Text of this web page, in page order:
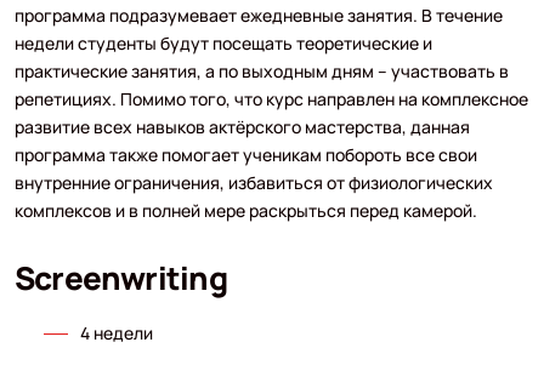
программа подразумевает ежедневные занятия. В течение
недели студенты будут посещать теоретические и
практические занятия, а по выходным дням – участвовать в
репетициях. Помимо того, что курс направлен на комплексное
развитие всех навыков актёрского мастерства, данная
программа также помогает ученикам побороть все свои
внутренние ограничения, избавиться от физиологических
комплексов и в полней мере раскрыться перед камерой.
Screenwriting
4 недели